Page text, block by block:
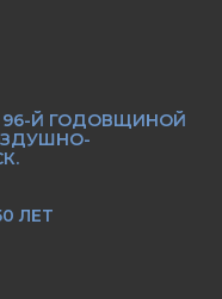
96-Й ГОДОВЩИНОЙ
ЛЕТ